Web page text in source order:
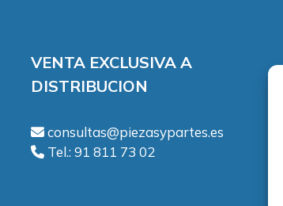
VENTA EXCLUSIVA A
DISTRIBUCION
consultas@piezasypartes.es
Tel.: 91 811 73 02